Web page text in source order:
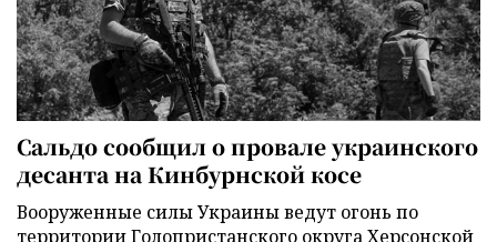
Сальдо сообщил о провале украинского
десанта на Кинбурнской косе
Вооруженные силы Украины ведут огонь по
территории Голопристанского округа Херсонской